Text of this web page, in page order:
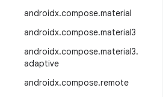
androidx.compose.material
androidx.compose.material3
androidx.compose.material3.
adaptive
androidx.compose.remote